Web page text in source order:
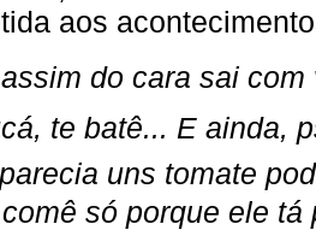
aos
assim do cara sai
te batê... E ainda,
uns tomate
só porque ele tá